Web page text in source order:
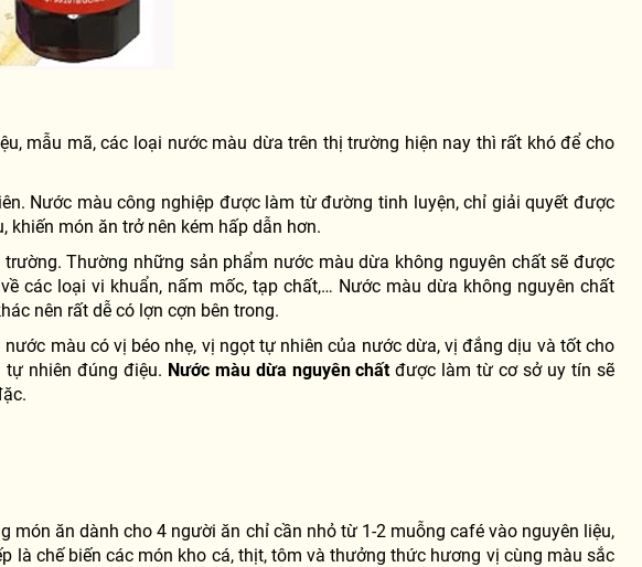
mẫu mã, các loại nước màu dừa trên thị trường hiện nay thì rất khó để cho
Nước màu công nghiệp được làm từ đường tinh luyện, chỉ giải quyết được
khiến món ăn trở nên kém hấp dẫn hơn.
Thường những sản phẩm nước màu dừa không nguyên chất sẽ được
các loại vi khuẩn, nấm mốc, tạp chất,… Nước màu dừa không nguyên chất
nên rất dễ có lợn cợn bên trong.
màu có vị béo nhẹ, vị ngọt tự nhiên của nước dừa, vị đắng dịu và tốt cho
nhiên đúng điệu. Nước màu dừa nguyên chấtđược làm từ cơ sở uy tín sẽ
ăn dành cho 4 người ăn chỉ cần nhỏ từ 1-2 muỗng café vào nguyên liệu,
là chế biến các món kho cá, thịt, tôm và thưởng thức hương vị cùng màu sắc